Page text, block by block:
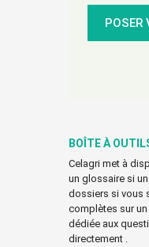
POSER
BOÎTE À
Celagri met à
un glossaire si
dossiers si vous
complètes sur
dédiée aux
directement .